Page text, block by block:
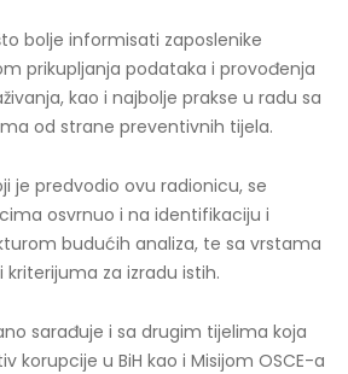
bolje informisati zaposlenike
prikupljanja podataka i provođenja
kao i najbolje prakse u radu sa
od strane preventivnih tijela.
je predvodio ovu radionicu, se
osvrnuo i na identifikaciju i
budućih analiza, te sa vrstama
za izradu istih.
sarađuje i sa drugim tijelima koja
korupcije u BiH kao i Misijom OSCE-a